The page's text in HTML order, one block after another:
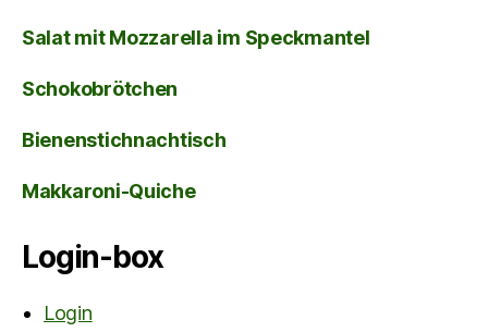
Salat mit Mozzarella im Speckmantel
Schokobrötchen
Bienenstichnachtisch
Makkaroni-Quiche
Login-box
Login